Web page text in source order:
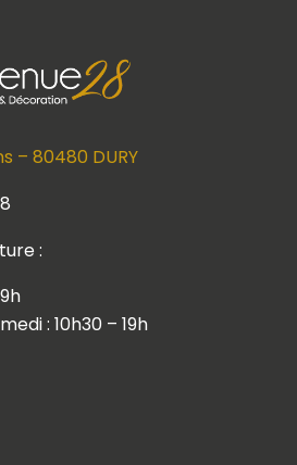
– 80480 DURY
:
: 10h30 – 19h